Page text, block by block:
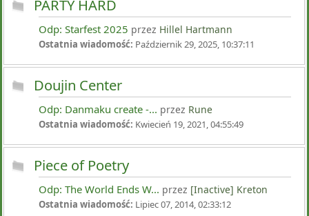
PARTY HARD
Odp: Starfest 2025 przez Hillel Hartmann
Ostatnia wiadomość: Październik 29, 2025, 10:37:11
Doujin Center
Odp: Danmaku create -... przez Rune
Ostatnia wiadomość: Kwiecień 19, 2021, 04:55:49
Piece of Poetry
Odp: The World Ends W... przez [Inactive] Kreton
Ostatnia wiadomość: Lipiec 07, 2014, 02:33:12